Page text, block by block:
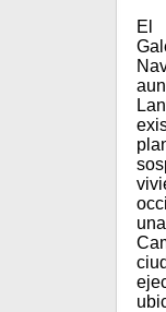
El